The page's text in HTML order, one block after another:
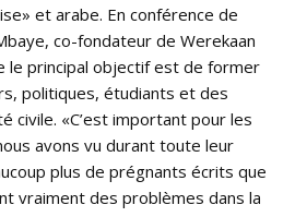
et arabe. En conférence de
co-fondateur de Werekaan
le principal objectif est de former
politiques, étudiants et des
civile. «C’est important pour les
avons vu durant toute leur
plus de prégnants écrits que
vraiment des problèmes dans la